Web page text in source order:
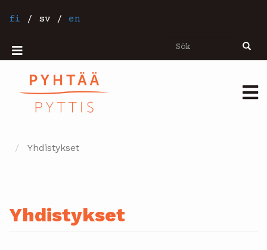
tillfi / sv / en
Sök Sök
Mobiilivalikko
Yhdistykset
Yhdistykset